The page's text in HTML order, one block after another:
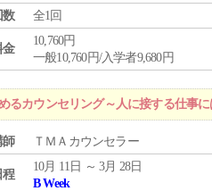
数
全1回
金
10,760円
一般10,760円/入学者9,680円
るカウンセリング～人に接する仕事
師 ＴＭＡカウンセラー
程
10月 11日 ～ 3月 28日
B Week